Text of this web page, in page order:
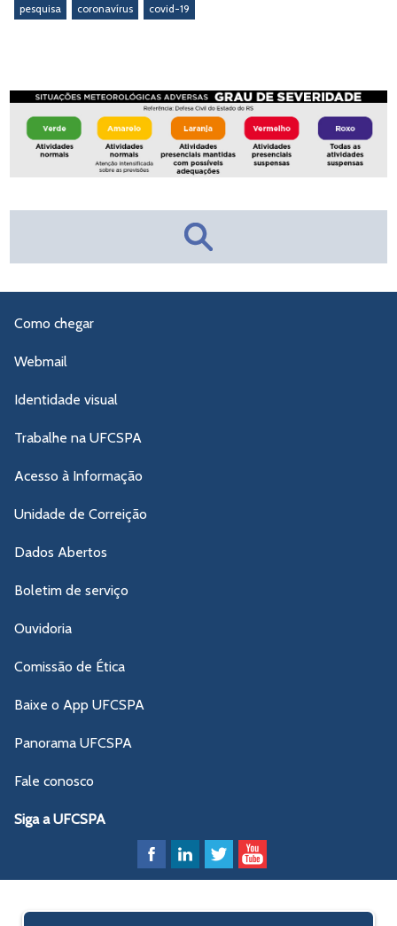
pesquisa
coronavírus covid-19
Como chegar
Webmail
Identidade visual
Trabalhe na UFCSPA
Acesso à Informação
Unidade de Correição
Dados Abertos
Boletim de serviço
Ouvidoria
Comissão de Ética
Baixe o App UFCSPA
Panorama UFCSPA
Fale conosco
Siga a UFCSPA